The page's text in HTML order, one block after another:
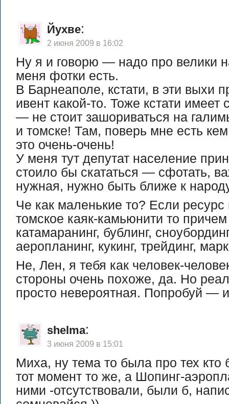
Йухве:
2 июня 2009 в 16:02
Ну я и говорю — надо про велики
меня фотки есть.
В Барнеаполе, кстати, в эти выхи
ивент какой-то. Тоже кстати имеет
— не стоит зашориваться на
и томске! Там, поверь мне есть
это очень-очень!
У меня тут депутат население
стоило бы скататься — сфотать,
нужная, нужно быть ближе к
Че как маленькие то? Если ресурс
томское каяк-камьюнити то причем
катамаранинг, бублинг,
аеропланинг, кукинг, трейдинг,
Не, Лен, я тебя как человек-
стороны очень похоже, да. Но
просто невероятная. Попробуй —
shelma:
3 июня 2009 в 15:01
Миха, ну тема то была про тех кто
тот момент то же, а Шопинг-
ними -отсутствовали, были б,